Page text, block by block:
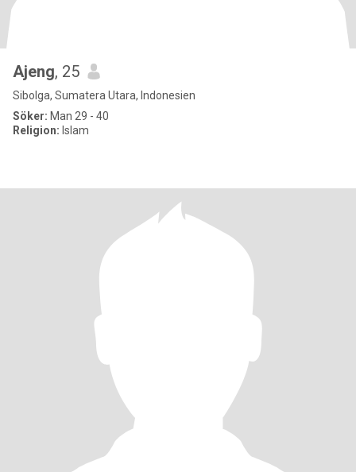
Ajeng, 25
Sibolga, Sumatera Utara, Indonesien
Söker: Man 29 - 40
Religion: Islam